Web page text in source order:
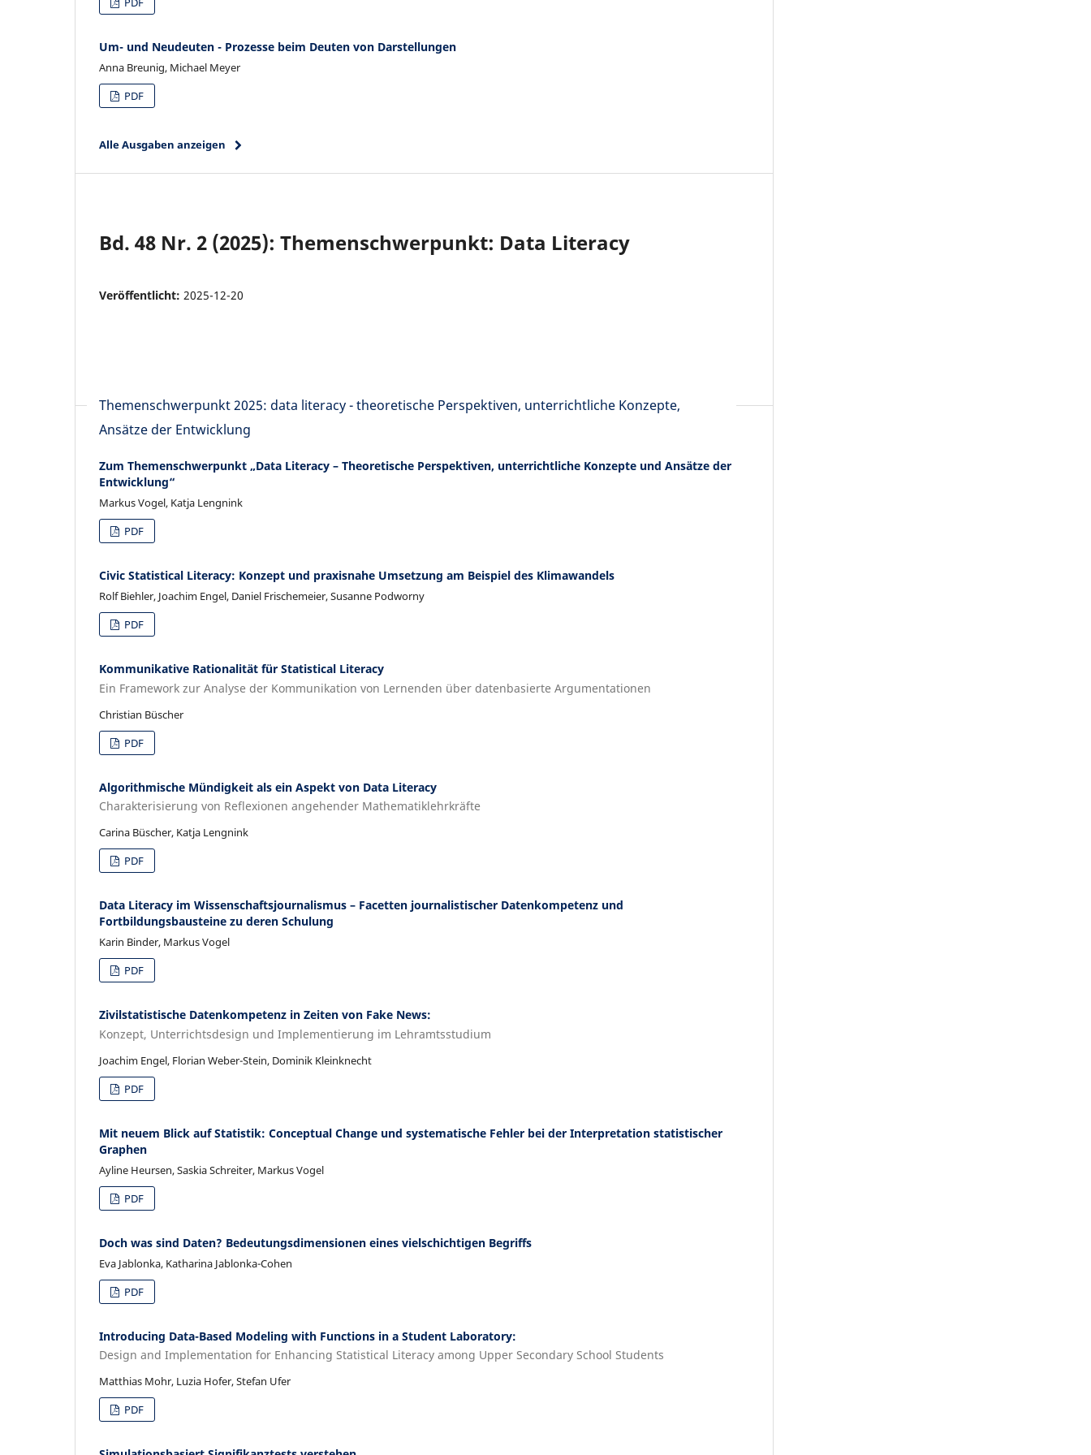
Um- und Neudeuten - Prozesse beim Deuten von Darstellungen
Anna Breunig, Michael Meyer
PDF
Alle Ausgaben anzeigen
Bd. 48 Nr. 2 (2025): Themenschwerpunkt: Data Literacy
Veröffentlicht: 2025-12-20
Themenschwerpunkt 2025: data literacy - theoretische Perspektiven, unterrichtliche Konzepte,
Ansätze der Entwicklung
Zum Themenschwerpunkt „Data Literacy – Theoretische Perspektiven, unterrichtliche Konzepte und Ansätze der
Entwicklung“
Markus Vogel, Katja Lengnink
PDF
Civic Statistical Literacy: Konzept und praxisnahe Umsetzung am Beispiel des Klimawandels
Rolf Biehler, Joachim Engel, Daniel Frischemeier, Susanne Podworny
PDF
Kommunikative Rationalität für Statistical Literacy
Ein Framework zur Analyse der Kommunikation von Lernenden über datenbasierte Argumentationen
Christian Büscher
PDF
Algorithmische Mündigkeit als ein Aspekt von Data Literacy
Charakterisierung von Reflexionen angehender Mathematiklehrkräfte
Carina Büscher, Katja Lengnink
PDF
Data Literacy im Wissenschaftsjournalismus – Facetten journalistischer Datenkompetenz und
Fortbildungsbausteine zu deren Schulung
Karin Binder, Markus Vogel
PDF
Zivilstatistische Datenkompetenz in Zeiten von Fake News:
Konzept, Unterrichtsdesign und Implementierung im Lehramtsstudium
Joachim Engel, Florian Weber-Stein, Dominik Kleinknecht
PDF
Mit neuem Blick auf Statistik: Conceptual Change und systematische Fehler bei der Interpretation statistischer
Graphen
Ayline Heursen, Saskia Schreiter, Markus Vogel
PDF
Doch was sind Daten? Bedeutungsdimensionen eines vielschichtigen Begriffs
Eva Jablonka, Katharina Jablonka-Cohen
PDF
Introducing Data-Based Modeling with Functions in a Student Laboratory:
Design and Implementation for Enhancing Statistical Literacy among Upper Secondary School Students
Matthias Mohr, Luzia Hofer, Stefan Ufer
PDF